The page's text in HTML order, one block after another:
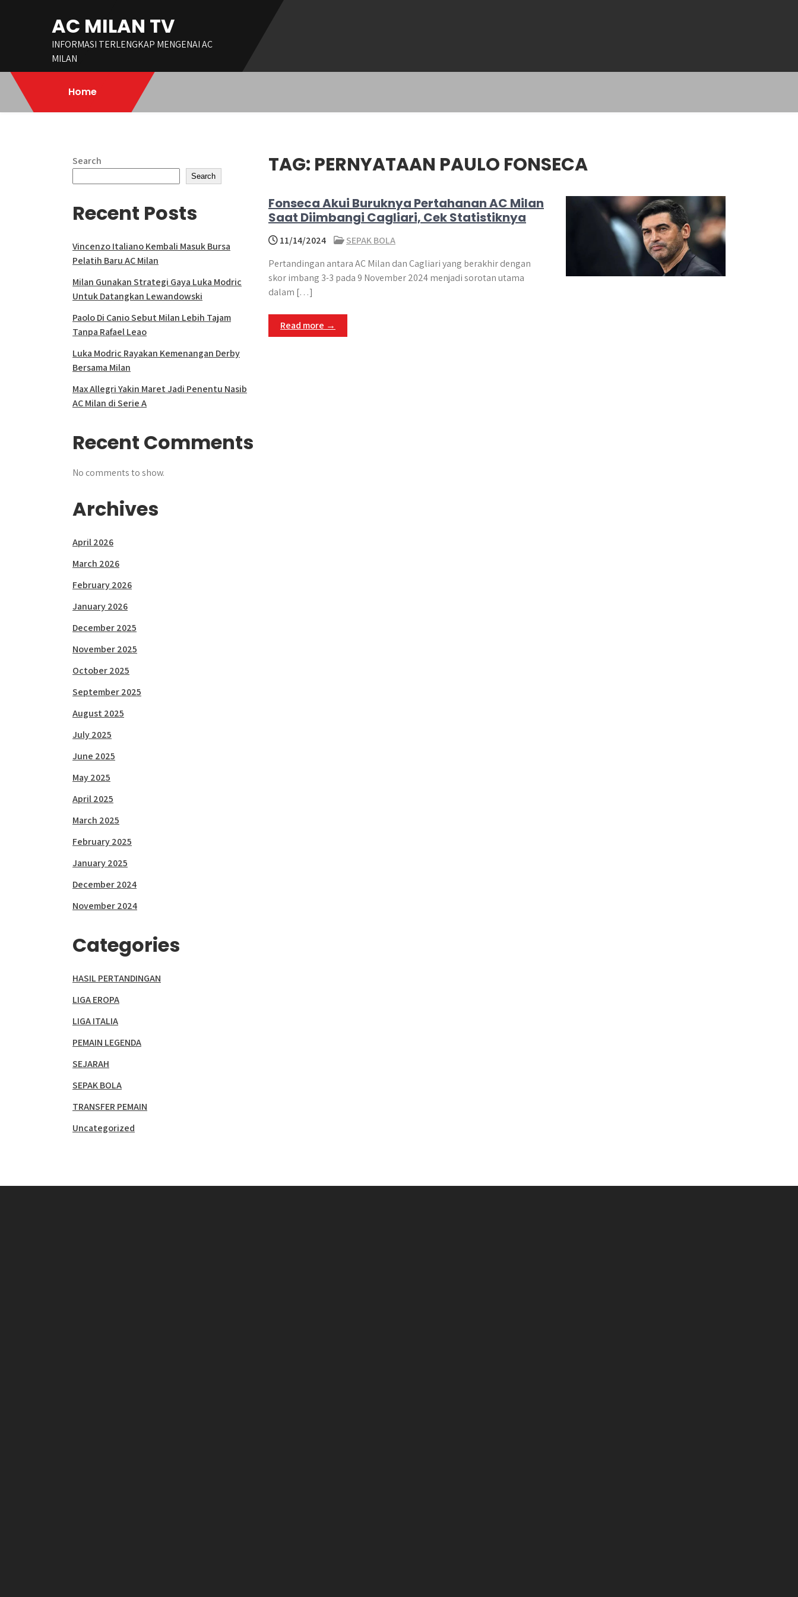
AC MILAN TV
INFORMASI TERLENGKAP MENGENAI AC
MILAN
Home
TAG: PERNYATAAN PAULO FONSECA
Fonseca Akui Buruknya Pertahanan AC Milan
Saat Diimbangi Cagliari, Cek Statistiknya
11/14/2024
SEPAK BOLA
Pertandingan antara AC Milan dan Cagliari yang berakhir dengan
skor imbang 3-3 pada 9 November 2024 menjadi sorotan utama
dalam […]
Read more →
Search
Search
Recent Posts
Vincenzo Italiano Kembali Masuk Bursa
Pelatih Baru AC Milan
Milan Gunakan Strategi Gaya Luka Modric
Untuk Datangkan Lewandowski
Paolo Di Canio Sebut Milan Lebih Tajam
Tanpa Rafael Leao
Luka Modric Rayakan Kemenangan Derby
Bersama Milan
Max Allegri Yakin Maret Jadi Penentu Nasib
AC Milan di Serie A
Recent Comments
No comments to show.
Archives
April 2026
March 2026
February 2026
January 2026
December 2025
November 2025
October 2025
September 2025
August 2025
July 2025
June 2025
May 2025
April 2025
March 2025
February 2025
January 2025
December 2024
November 2024
Categories
HASIL PERTANDINGAN
LIGA EROPA
LIGA ITALIA
PEMAIN LEGENDA
SEJARAH
SEPAK BOLA
TRANSFER PEMAIN
Uncategorized